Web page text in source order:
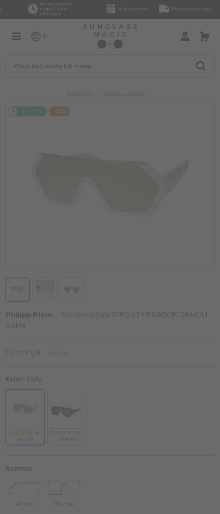
Dostarczymy w
ciągu 2–4 dni
roboczych
14 dni na zwrot Bezpłatna dostawa
PL
2-4 DNI -25%
Philipp Plein — Sončna očala SPP047 HEXAGON CAMOU -
3GFG
1 013 PLN
Kolor: Biały
1 013 PLN 1 013 PLN
Rozmiar
145 mm 99 mm